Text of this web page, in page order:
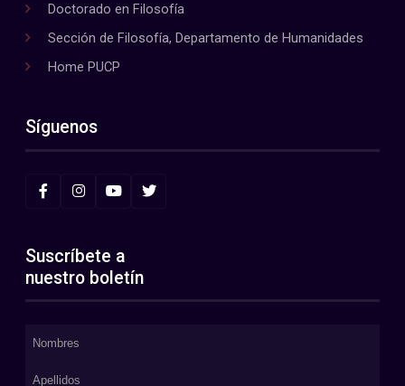
Doctorado en Filosofía
Sección de Filosofía, Departamento de Humanidades
Home PUCP
Síguenos
Suscríbete a
nuestro boletín